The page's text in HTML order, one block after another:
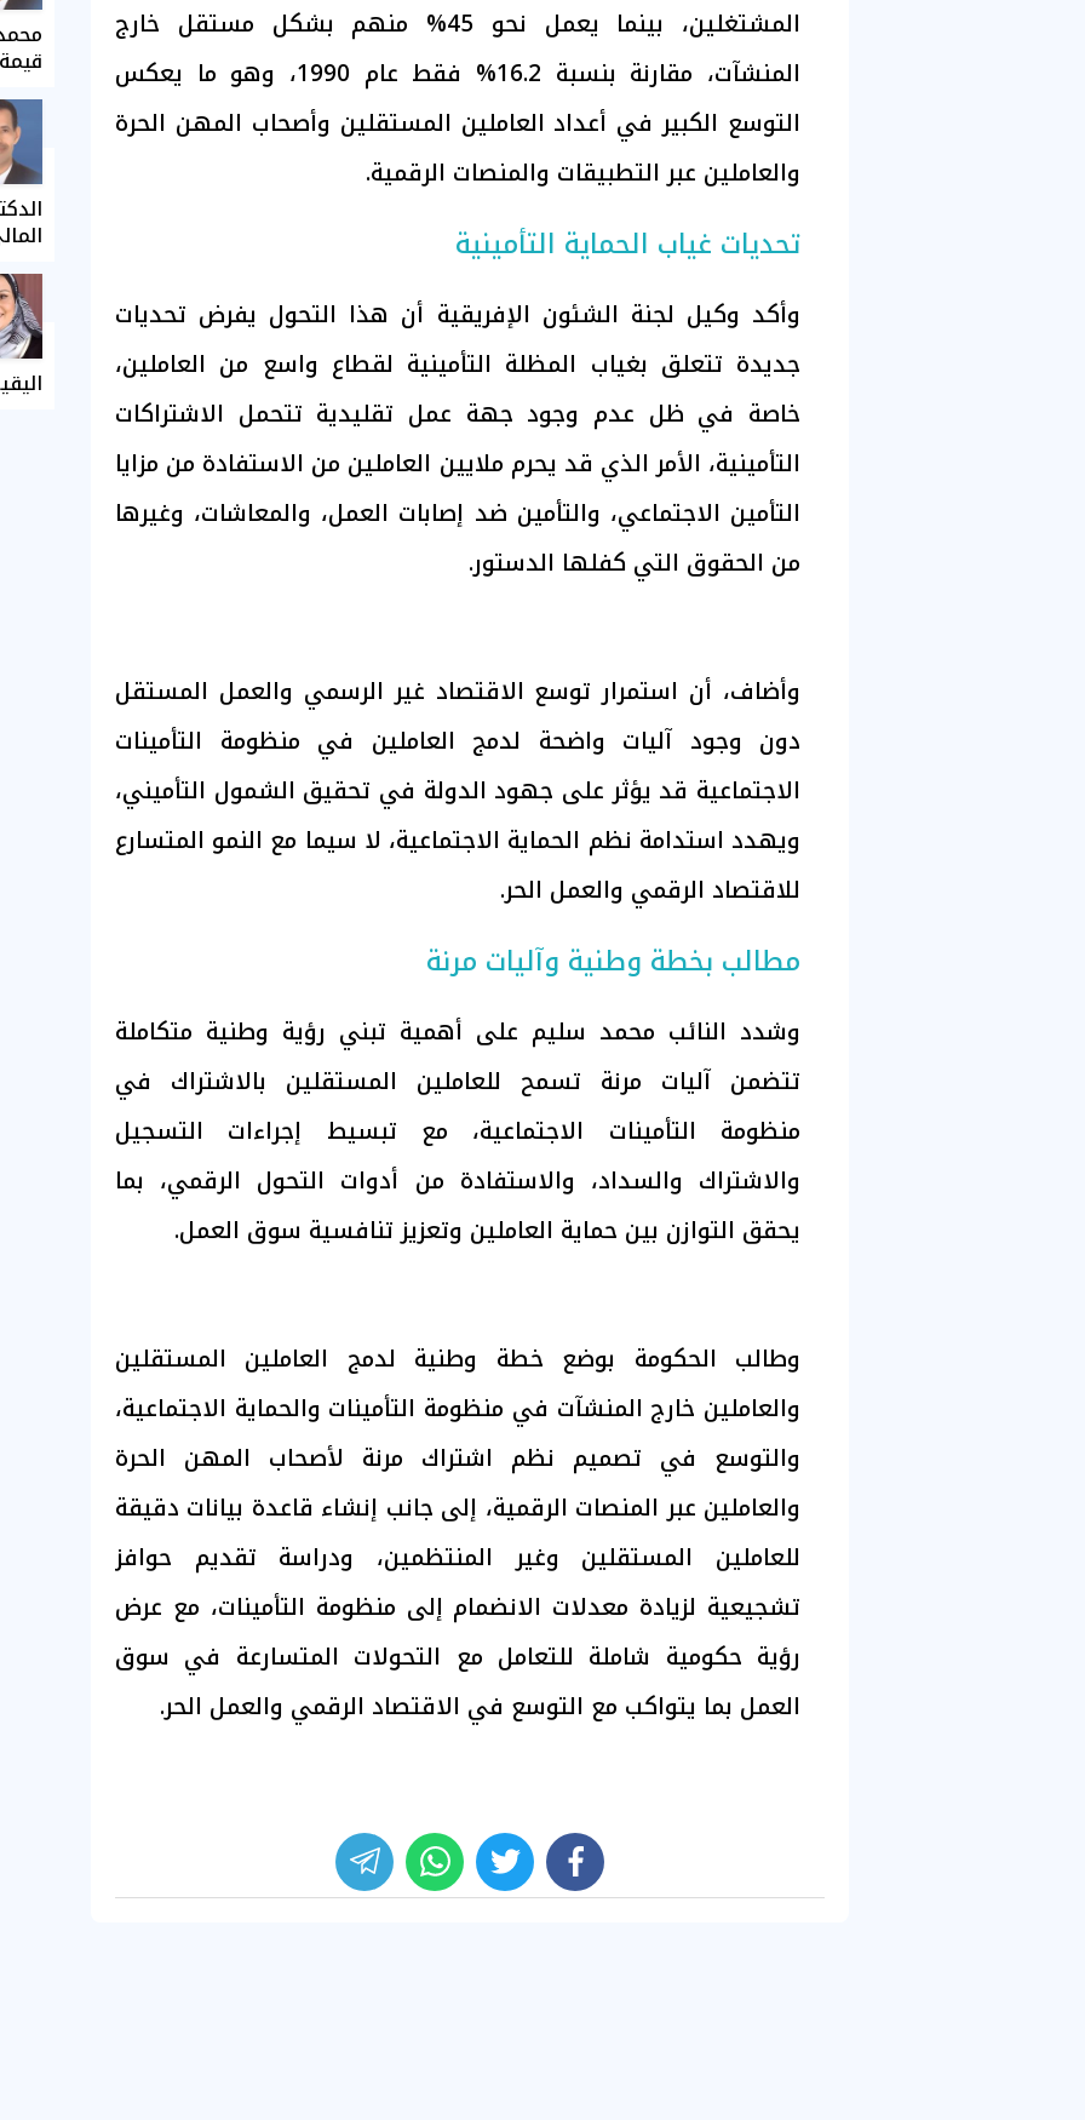
المشتغلين، بينما يعمل نحو 45% منهم بشكل مستقل خارج
المنشآت، مقارنة بنسبة 16.2% فقط عام 1990، وهو ما يعكس
التوسع الكبير في أعداد العاملين المستقلين وأصحاب المهن الحرة
والعاملين عبر التطبيقات والمنصات الرقمية.
تحديات غياب الحماية التأمينية
وأكد وكيل لجنة الشئون الإفريقية أن هذا التحول يفرض تحديات
جديدة تتعلق بغياب المظلة التأمينية لقطاع واسع من العاملين،
خاصة في ظل عدم وجود جهة عمل تقليدية تتحمل الاشتراكات
التأمينية، الأمر الذي قد يحرم ملايين العاملين من الاستفادة من مزايا
التأمين الاجتماعي، والتأمين ضد إصابات العمل، والمعاشات، وغيرها
من الحقوق التي كفلها الدستور.
وأضاف، أن استمرار توسع الاقتصاد غير الرسمي والعمل المستقل
دون وجود آليات واضحة لدمج العاملين في منظومة التأمينات
الاجتماعية قد يؤثر على جهود الدولة في تحقيق الشمول التأميني،
ويهدد استدامة نظم الحماية الاجتماعية، لا سيما مع النمو المتسارع
للاقتصاد الرقمي والعمل الحر.
مطالب بخطة وطنية وآليات مرنة
وشدد النائب محمد سليم على أهمية تبني رؤية وطنية متكاملة
تتضمن آليات مرنة تسمح للعاملين المستقلين بالاشتراك في
منظومة التأمينات الاجتماعية، مع تبسيط إجراءات التسجيل
والاشتراك والسداد، والاستفادة من أدوات التحول الرقمي، بما
يحقق التوازن بين حماية العاملين وتعزيز تنافسية سوق العمل.
وطالب الحكومة بوضع خطة وطنية لدمج العاملين المستقلين
والعاملين خارج المنشآت في منظومة التأمينات والحماية الاجتماعية،
والتوسع في تصميم نظم اشتراك مرنة لأصحاب المهن الحرة
والعاملين عبر المنصات الرقمية، إلى جانب إنشاء قاعدة بيانات دقيقة
للعاملين المستقلين وغير المنتظمين، ودراسة تقديم حوافز
تشجيعية لزيادة معدلات الانضمام إلى منظومة التأمينات، مع عرض
رؤية حكومية شاملة للتعامل مع التحولات المتسارعة في سوق
العمل بما يتواكب مع التوسع في الاقتصاد الرقمي والعمل الحر.